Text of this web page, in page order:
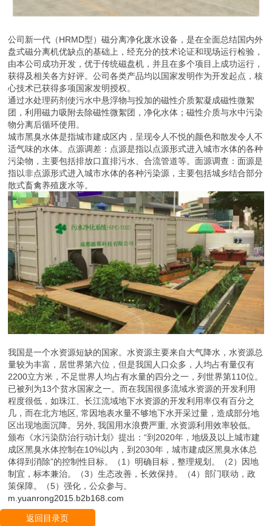
公司新一代（HRMD型）磁分离净化废水设备，是在全面总结国内外
盘式磁分离机优缺点的基础上，经充分的技术论证和现场运行检验，
由本公司成功开发，优于传统磁盘机，并且在多个项目上成功运行，
获得及相关各方好评。公司各类产品均以国家发明作为开发起点，核
心技术已获得多项国家发明授权。
通过水处理药剂使污水中悬浮物与投加的磁性介质絮凝成磁性微絮
团，利用磁力吸附去除磁性微絮团，净化水体；磁性介质与水中污染
物分离后循环使用。
城市黑臭水体是指城市建成区内，呈现令人不悦的颜色和散发令人不
适气味的水体。点源调差：点源是指以点源形式进入城市水体的各种
污染物，主要包括排放口直排污水、合流管道等。面源调查：面源是
指以非点源形式进入城市水体的各种污染源，主要包括城乡结合部分
散式畜禽养殖废水等。
我国是一个水资源短缺的国家。水资源主要来自大气降水，水资源总
量较为丰富，居世界第六位，但是我国人口众多，人均占有量仅有
2200立方米，不足世界人均占有水量的四分之一，列世界第110位。
已被列为13个贫水国家之一。而在我国很多流域水资源的开发利用
程度很低，如珠江、长江流域地下水资源的开发利用率仅有百分之
几，而在北方地区, 常因地表水量不够地下水开采过量，造成部分地
区出现地面沉降。另外, 我国用水浪费严重, 水资源利用效率较低。
颁布《水污染防治行动计划》提出：“到2020年，地级及以上城市建
成区黑臭水体控制在10%以内，到2030年，城市建成区黑臭水体总
体得到消除”的控制性目标。（1）明确目标，整理规划。（2）因地
制宜，标本兼治。（3）生态改善，长效保持。（4）部门联动，政
策保障。（5）强化，公众参与。
m.yuanrong2015.b2b168.com
返回目录页